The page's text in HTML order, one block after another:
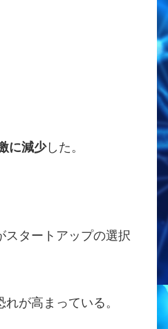
に減少した。
スタートアップの選択
が高まっている。